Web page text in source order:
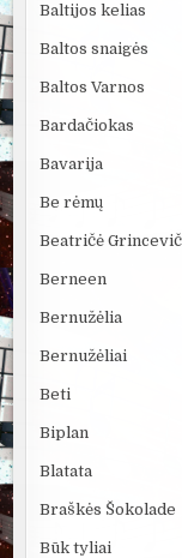
Baltijos kelias
Baltos snaigės
Baltos Varnos
Bardačiokas
Bavarija
Be rėmų
Beatričė
Berneen
Bernužėlia
Bernužėliai
Beti
Biplan
Blatata
Braškės Šokolade
Būk tyliai